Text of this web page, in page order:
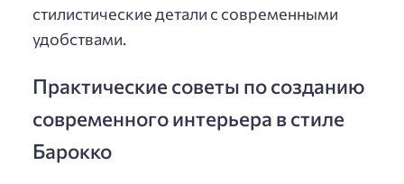
стилистические детали с современными
удобствами.
Практические советы по созданию
современного интерьера в стиле
Барокко